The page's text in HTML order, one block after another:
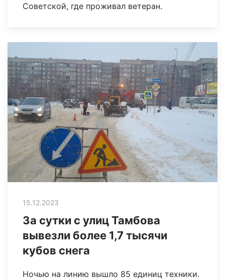
Советской, где проживал ветеран.
15.12.2023
За сутки с улиц Тамбова
вывезли более 1,7 тысячи
кубов снега
Ночью на линию вышло 85 единиц техники.